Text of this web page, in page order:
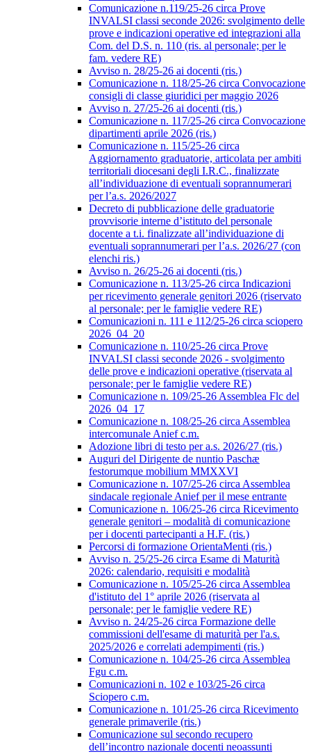
Comunicazione n.119/25-26 circa Prove
INVALSI classi seconde 2026: svolgimento delle
prove e indicazioni operative ed integrazioni alla
Com. del D.S. n. 110 (ris. al personale; per le
fam. vedere RE)
Avviso n. 28/25-26 ai docenti (ris.)
Comunicazione n. 118/25-26 circa Convocazione
consigli di classe giuridici per maggio 2026
Avviso n. 27/25-26 ai docenti (ris.)
Comunicazione n. 117/25-26 circa Convocazione
dipartimenti aprile 2026 (ris.)
Comunicazione n. 115/25-26 circa
Aggiornamento graduatorie, articolata per ambiti
territoriali diocesani degli I.R.C., finalizzate
all’individuazione di eventuali soprannumerari
per l’a.s. 2026/2027
Decreto di pubblicazione delle graduatorie
provvisorie interne d’istituto del personale
docente a t.i. finalizzate all’individuazione di
eventuali soprannumerari per l’a.s. 2026/27 (con
elenchi ris.)
Avviso n. 26/25-26 ai docenti (ris.)
Comunicazione n. 113/25-26 circa Indicazioni
per ricevimento generale genitori 2026 (riservato
al personale; per le famiglie vedere RE)
Comunicazioni n. 111 e 112/25-26 circa sciopero
2026_04_20
Comunicazione n. 110/25-26 circa Prove
INVALSI classi seconde 2026 - svolgimento
delle prove e indicazioni operative (riservata al
personale; per le famiglie vedere RE)
Comunicazione n. 109/25-26 Assemblea Flc del
2026_04_17
Comunicazione n. 108/25-26 circa Assemblea
intercomunale Anief c.m.
Adozione libri di testo per a.s. 2026/27 (ris.)
Auguri del Dirigente de nuntio Paschæ
festorumque mobilium MMXXVI
Comunicazione n. 107/25-26 circa Assemblea
sindacale regionale Anief per il mese entrante
Comunicazione n. 106/25-26 circa Ricevimento
generale genitori – modalità di comunicazione
per i docenti partecipanti a H.F. (ris.)
Percorsi di formazione OrientaMenti (ris.)
Avviso n. 25/25-26 circa Esame di Maturità
2026: calendario, requisiti e modalità
Comunicazione n. 105/25-26 circa Assemblea
d'istituto del 1° aprile 2026 (riservata al
personale; per le famiglie vedere RE)
Avviso n. 24/25-26 circa Formazione delle
commissioni dell'esame di maturità per l'a.s.
2025/2026 e correlati adempimenti (ris.)
Comunicazione n. 104/25-26 circa Assemblea
Fgu c.m.
Comunicazioni n. 102 e 103/25-26 circa
Sciopero c.m.
Comunicazione n. 101/25-26 circa Ricevimento
generale primaverile (ris.)
Comunicazione sul secondo recupero
dell’incontro nazionale docenti neoassunti